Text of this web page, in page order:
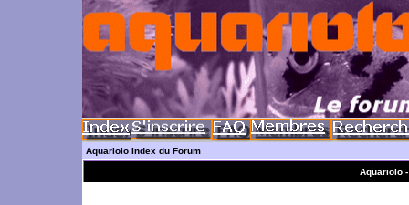
Aquariolo Index du Forum
Aquariolo